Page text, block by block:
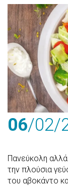
06/02/
Πανεύκολη
την πλούσια
του αβοκάντο